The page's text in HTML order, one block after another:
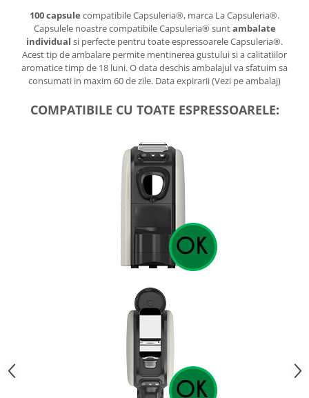
100 capsule compatibile Capsuleria®, marca La Capsuleria®.
Capsulele noastre compatibile Capsuleria® suntambalate
individual si perfecte pentru toate espressoarele Capsuleria®.
Acest tip de ambalare permite mentinerea gustului si a calitatiilor
aromatice timp de 18 luni. O data deschis ambalajul va sfatuim sa
consumati in maxim 60 de zile. Data expirarii (Vezi pe ambalaj)
COMPATIBILE CU TOATE ESPRESSOARELE: